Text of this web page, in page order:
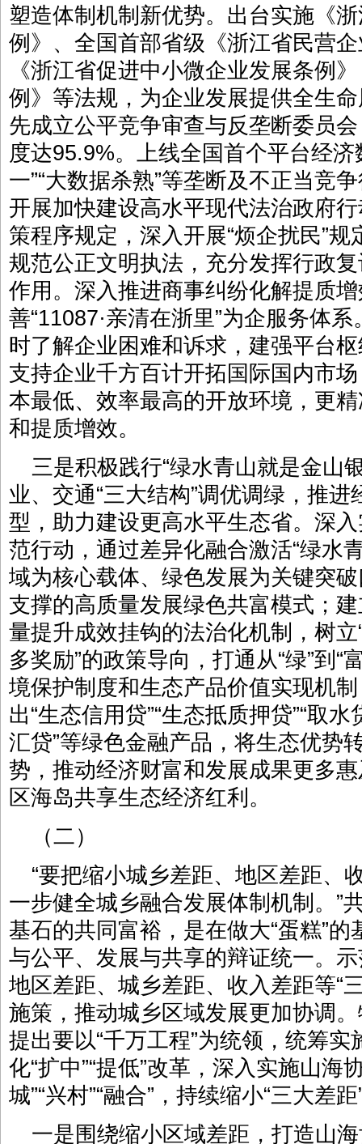
塑造体制机制新优势。出台实施《
例》、全国首部省级《浙江省民营
《浙江省促进中小微企业发展条例
例》等法规，为企业发展提供全生
先成立公平竞争审查与反垄断委员
度达95.9%。上线全国首个平台经
一”“大数据杀熟”等垄断及不正当竞
开展加快建设高水平现代法治政府
策程序规定，深入开展“烦企扰民”
规范公正文明执法，充分发挥行政
作用。深入推进商事纠纷化解提质
善“11087·亲清在浙里”为企服务体
时了解企业困难和诉求，建强平台
支持企业千方百计开拓国际国内市
本最低、效率最高的开放环境，更
和提质增效。
三是积极践行“绿水青山就是金山
业、交通“三大结构”调优调绿，推
型，助力建设更高水平生态省。深
范行动，通过差异化融合激活“绿水
域为核心载体、绿色发展为关键突
支撑的高质量发展绿色共富模式；
量提升成效挂钩的法治化机制，树
多奖励”的政策导向，打通从“绿”到“
境保护制度和生态产品价值实现机
出“生态信用贷”“生态抵质押贷”“取水
汇贷”等绿色金融产品，将生态优势
势，推动经济财富和发展成果更多
区海岛共享生态经济红利。
（二）
“要把缩小城乡差距、地区差距、
一步健全城乡融合发展体制机制。”
基石的共同富裕，是在做大“蛋糕”的
与公平、发展与共享的辩证统一。
地区差距、城乡差距、收入差距等“
施策，推动城乡区域发展更加协调
提出要以“千万工程”为统领，统筹
化“扩中”“提低”改革，深入实施山海
城”“兴村”“融合”，持续缩小“三大差距
一是围绕缩小区域差距，打造山